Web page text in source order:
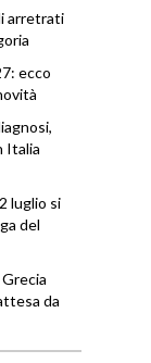
arretrati
ecco
Italia
luglio si
del
da